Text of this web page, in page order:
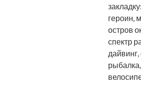
героин,
остров
спектр